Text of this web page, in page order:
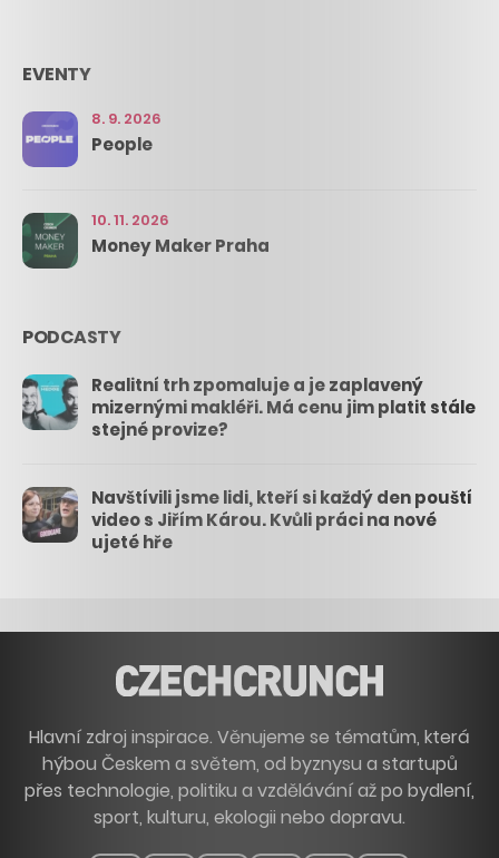
EVENTY
8. 9. 2026
People
10. 11. 2026
Money Maker Praha
PODCASTY
Realitní trh zpomaluje a je zaplavený
mizernými makléři. Má cenu jim platit stále
stejné provize?
Navštívili jsme lidi, kteří si každý den pouští
video s Jiřím Károu. Kvůli práci na nové
ujeté hře
Hlavní zdroj inspirace. Věnujeme se tématům, která
hýbou Českem a světem, od byznysu a startupů
přes technologie, politiku a vzdělávání až po bydlení,
sport, kulturu, ekologii nebo dopravu.